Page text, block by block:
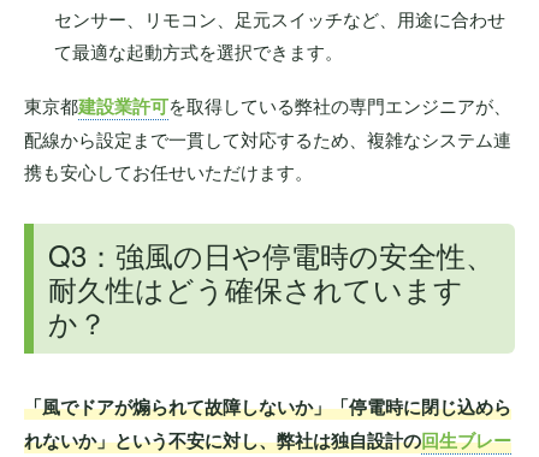
センサー、リモコン、足元スイッチなど、用途に合わせ
て最適な起動方式を選択できます。
東京都建設業許可を取得している弊社の専門エンジニアが、
配線から設定まで一貫して対応するため、複雑なシステム連
携も安心してお任せいただけます。
Q3：強風の日や停電時の安全性、
耐久性はどう確保されています
か？
「風でドアが煽られて故障しないか」「停電時に閉じ込めら
れないか」という不安に対し、弊社は独自設計の回生ブレー